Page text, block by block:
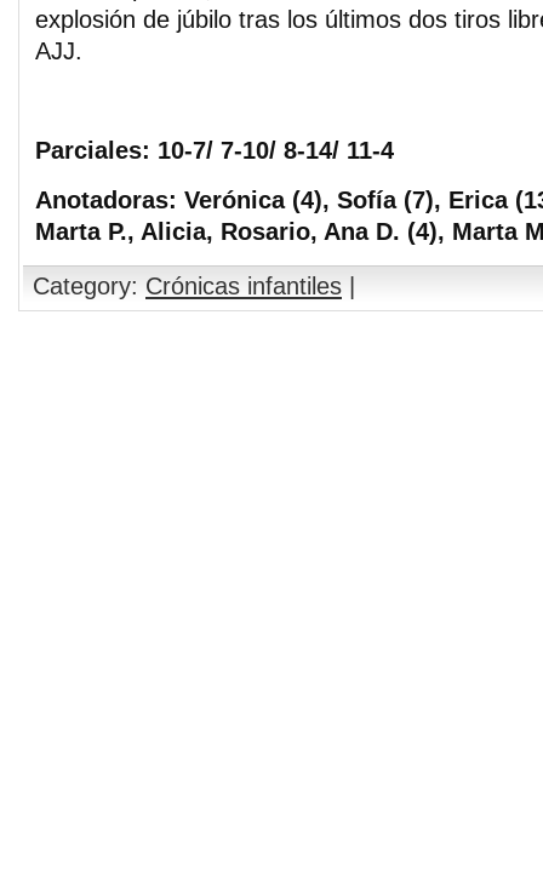
explosión de júbilo tras los últimos dos tiros
AJJ.
Parciales: 10-7/ 7-10/ 8-14/ 11-4
Anotadoras: Verónica (4), Sofía (7), Erica
Marta P., Alicia, Rosario, Ana D. (4), Marta
Category: Crónicas infantiles